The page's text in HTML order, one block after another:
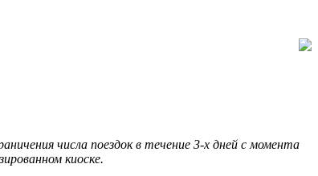
числа поездок в течение 3-х дней с момента
киоске.